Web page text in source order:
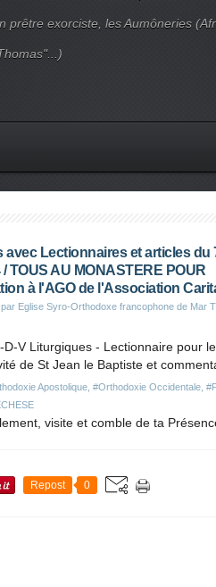
prêtre exorciste, les Aumôneries
avec Lectionnaires et articles du
TOUS AU MONASTERE POUR
à l'AGO de l'Association
par Eglise Syro-Orthodoxe francophone de Mar
Apostolique #Orthodoxie Occidentale
D-V Liturgiques - Lectionnaire pour le
de St Jean le Baptiste et
visite et comble de ta
Repost 0